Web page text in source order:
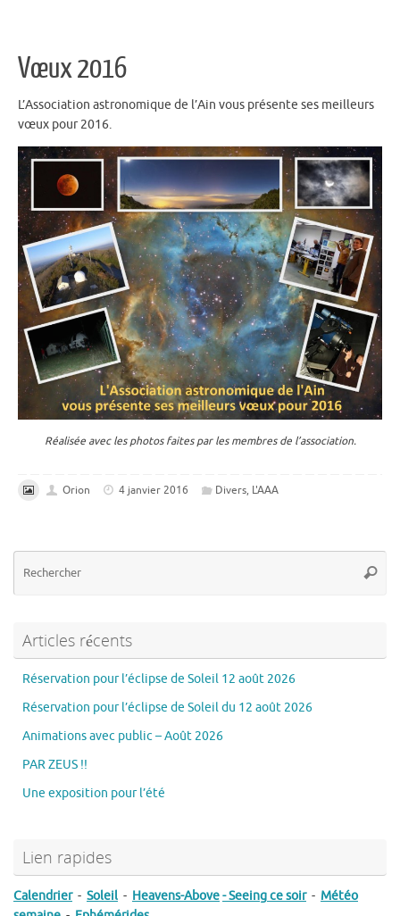
Vœux 2016
L’Association astronomique de l’Ain vous présente ses meilleurs
vœux pour 2016.
Réalisée avec les photos faites par les membres de l’association.
Orion 4 janvier 2016 Divers, L'AAA
Articles récents
Réservation pour l’éclipse de Soleil 12 août 2026
Réservation pour l’éclipse de Soleil du 12 août 2026
Animations avec public – Août 2026
PAR ZEUS !!
Une exposition pour l’été
Lien rapides
Calendrier- Soleil - Heavens-Above- Seeing ce soir- Météo